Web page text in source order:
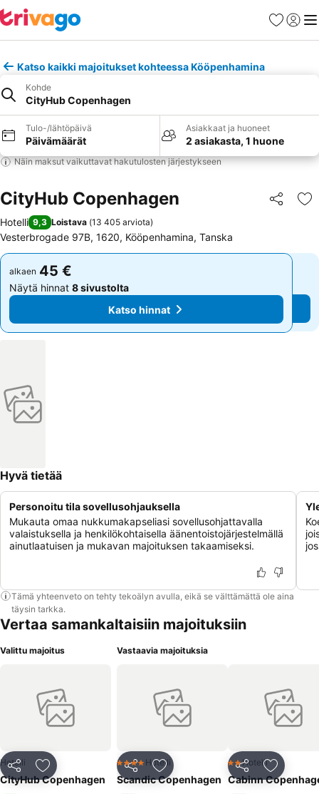
Suosikit
Katso kaikki majoitukset kohteessa Kööpenhamina
Kohde
CityHub Copenhagen
Tulo-/lähtöpäivä
Päivämäärät
Asiakkaat ja huoneet
2 asiakasta, 1 huone
Näin maksut vaikuttavat hakutulosten järjestykseen
CityHub Copenhagen Jaa
Hotelli 9,3 Loistava (13 405 arviota)
Vesterbrogade 97B, 1620, Kööpenhamina, Tanska
alkaen 45 €
Näytä hinnat 8 sivustolta
Katso hinnat
alkaen 45 €
Näytä hinnat 8 sivustolta
Katso hinnat
Hyvä tietää
Personoitu tila sovellusohjauksella
Mukauta omaa nukkumakapseliasi sovellusohjattavalla
valaistuksella ja henkilökohtaisella äänentoistojärjestelmällä
ainutlaatuisen ja mukavan majoituksen takaamiseksi.
Tämä yhteenveto on tehty tekoälyn avulla, eikä se välttämättä ole aina
täysin tarkka.
Vertaa samankaltaisiin majoituksiin
Valittu majoitus
Jaa Lisää suosikkeihin
Hotelli
CityHub Copenhagen
Vastaavia majoituksia
Jaa Lisää suosikkeihin
4 Tähtiluokitus
Hotelli
Scandic Copenhagen
Jaa Lisää
2 Tähtiluokitus
Hotelli
Cabinn